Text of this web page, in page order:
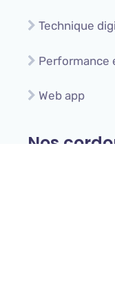
Technique
Performance
Web app
Nos